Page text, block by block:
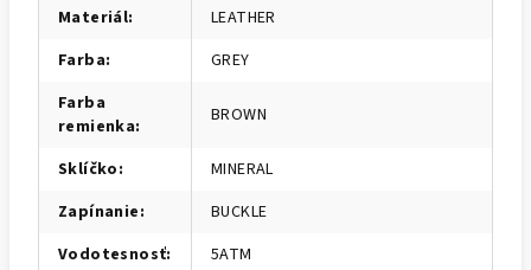
Materiál:
LEATHER
Farba:
GREY
Farba
remienka: BROWN
Sklíčko:
MINERAL
Zapínanie:
BUCKLE
Vodotesnosť:
5ATM